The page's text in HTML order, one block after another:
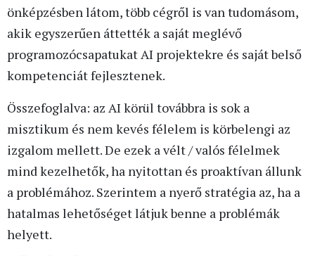
önképzésben látom, több cégről is van tudomásom,
akik egyszerűen áttették a saját meglévő
programozócsapatukat AI projektekre és saját belső
kompetenciát fejlesztenek.
Összefoglalva: az AI körül továbbra is sok a
misztikum és nem kevés félelem is körbelengi az
izgalom mellett. De ezek a vélt / valós félelmek
mind kezelhetők, ha nyitottan és proaktívan állunk
a problémához. Szerintem a nyerő stratégia az, ha a
hatalmas lehetőséget látjuk benne a problémák
helyett.